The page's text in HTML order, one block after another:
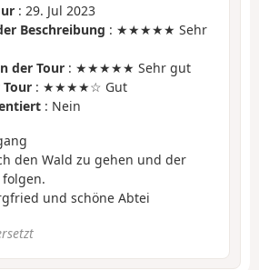
: 29. Jul 2023
Beschreibung : ★★★★★ Sehr
der Tour : ★★★★★ Sehr gut
: ★★★★☆ Gut
: Nein
den Wald zu gehen und der
und schöne Abtei